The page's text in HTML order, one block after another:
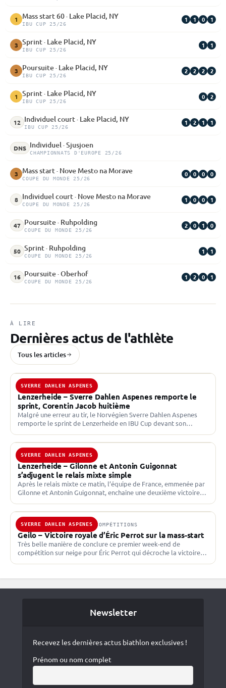
1 Mass start 60 · Lake Placid, NY
IBU CUP 25/26
1 1 0 1
3 Sprint · Lake Placid, NY
IBU CUP 25/26
1 1
3 Poursuite · Lake Placid, NY
IBU CUP 25/26
2 2 2 2
1 Sprint · Lake Placid, NY
IBU CUP 25/26
0 2
12 Individuel court · Lake Placid, NY
IBU CUP 25/26
1 2 1 1
DNS Individuel · Sjusjoen
CHAMPIONNATS D'EUROPE 25/26
3 Mass start · Nove Mesto na Morave
COUPE DU MONDE 25/26
0 0 0 0
8 Individuel court · Nove Mesto na Morave
COUPE DU MONDE 25/26
1 0 0 1
47 Poursuite · Ruhpolding
COUPE DU MONDE 25/26
2 0 1 0
50 Sprint · Ruhpolding
COUPE DU MONDE 25/26
1 1
16 Poursuite · Oberhof
COUPE DU MONDE 25/26
1 2 0 1
À LIRE
Dernières actus de l'athlète
Tous les articles
SVERRE DAHLEN ASPENES
19 DÉC. 2025 · IBU CUP
Lenzerheide – Sverre Dahlen Aspenes remporte le
sprint, Corentin Jacob huitième
Malgré une erreur au tir, le Norvégien Sverre Dahlen Aspenes
remporte le sprint de Lenzerheide en IBU Cup devant son
SVERRE DAHLEN ASPENES
17 DÉC. 2025 · IBU CUP
Lenzerheide – Gilonne et Antonin Guigonnat
s’adjugent le relais mixte simple
Après le relais mixte ce matin, l’équipe de France, emmenée par
Gilonne et Antonin Guigonnat, enchaîne une deuxième victoire
SVERRE DAHLEN ASPENES
16 NOV. 2025 · AUTRES COMPÉTITIONS
Geilo – Victoire royale d’Éric Perrot sur la mass-start
Très belle manière de conclure ce premier week-end de
compétition sur neige pour Éric Perrot qui décroche la victoire
Newsletter
Recevez les dernières actus biathlon exclusives !
Prénom ou nom complet